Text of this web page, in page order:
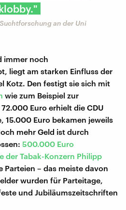
an der Uni
immer noch
liegt am starken Einfluss der
Kotz. Den festigt sie sich mit
wie zum Beispiel zur
Euro erhielt die CDU
15.000 Euro bekamen jeweils
mehr Geld ist durch
500.000 Euro
der Tabak-Konzern Philipp
Parteien – das meiste davon
wurden für Parteitage,
und Jubiläumszeitschriften